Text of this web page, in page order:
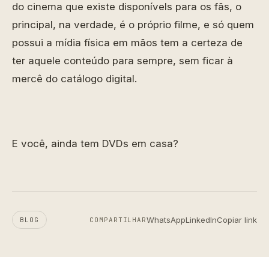
do cinema que existe disponívels para os fãs, o
principal, na verdade, é o próprio filme, e só quem
possui a mídia física em mãos tem a certeza de
ter aquele conteúdo para sempre, sem ficar à
mercê do catálogo digital.
E você, ainda tem DVDs em casa?
BLOG COMPARTILHARWhatsAppLinkedInCopiar link